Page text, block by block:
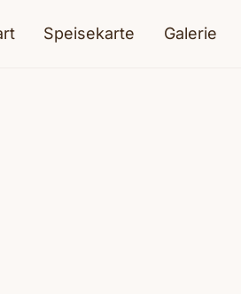
Speisekarte Galerie